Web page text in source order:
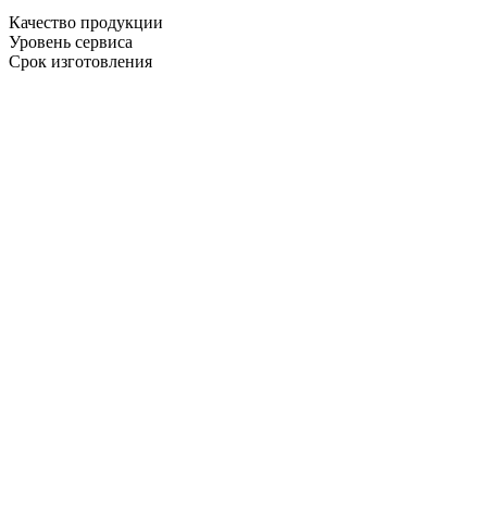
Качество продукции
Уровень сервиса
Срок изготовления